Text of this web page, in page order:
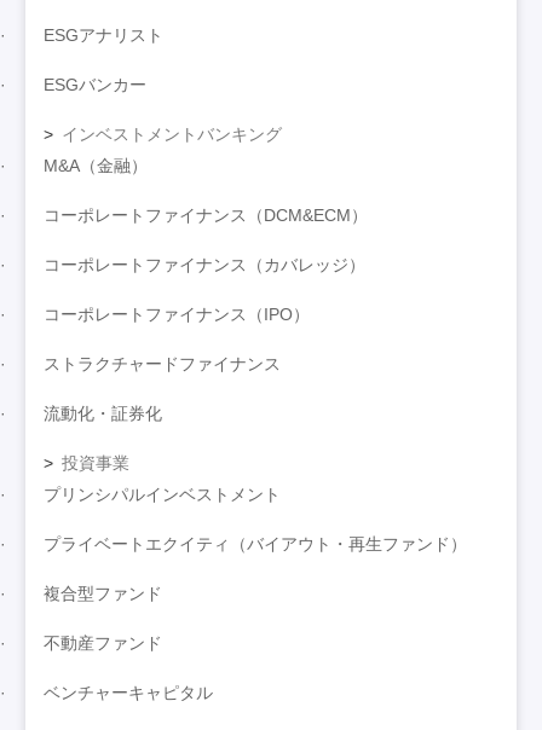
ESGアナリスト
ESGバンカー
インベストメントバンキング
M&A（金融）
コーポレートファイナンス（DCM&ECM）
コーポレートファイナンス（カバレッジ）
コーポレートファイナンス（IPO）
ストラクチャードファイナンス
流動化・証券化
投資事業
プリンシパルインベストメント
プライベートエクイティ（バイアウト・再生ファンド）
複合型ファンド
不動産ファンド
ベンチャーキャピタル